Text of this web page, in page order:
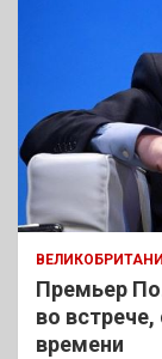
Премьер
во
времени